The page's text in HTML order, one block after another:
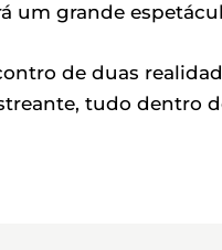
um grande
de duas
tudo dentro